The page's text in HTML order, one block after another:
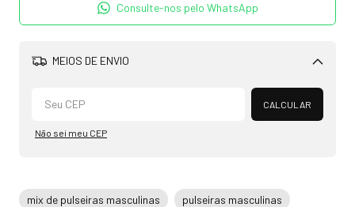
Consulte-nos pelo WhatsApp
MEIOS DE ENVIO
Alterar CEP
CALCULAR
Não sei meu CEP
mix de pulseiras masculinas
pulseiras masculinas